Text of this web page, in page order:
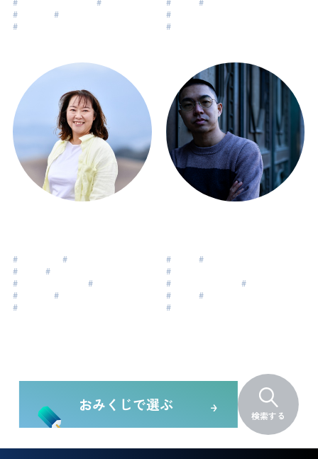
#キャリア #ライフデザイン
#ワーキングマザー
#ライフデザイン
#ワーキングマザー
#グローバル #マネージャー
#管理職 #組織開発
#パラレルキャリア #遊び心
#キャリア #マネジメント
#ライフデザイン
#死生観 #心技体魂
#キャリアデザイン
#複業・転職・起業 #個人事業主
#子育て #アーティスト
#ライフデザイン
おみくじで選ぶ
検索する